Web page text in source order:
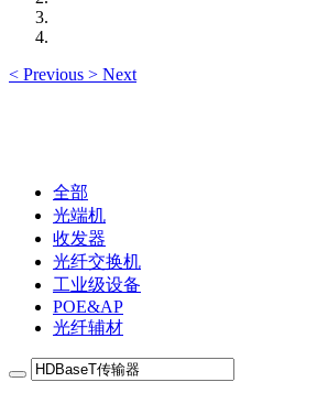
< Previous > Next
全部
光端机
收发器
光纤交换机
工业级设备
POE&AP
光纤辅材